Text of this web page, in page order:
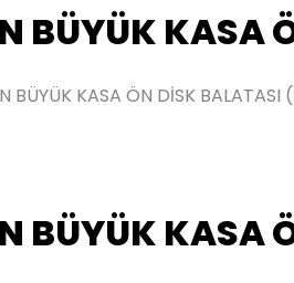
BÜYÜK KASA
BÜYÜK KASA ÖN DİSK BALATASI
BÜYÜK KASA